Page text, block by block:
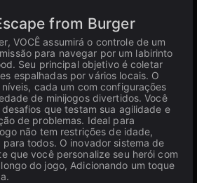
from Burger
VOCÊ assumirá o controle de um
para navegar por um labirinto
Seu principal objetivo é coletar
espalhadas por vários locais. O
cada um com configurações
de minijogos divertidos. Você
que testam sua agilidade e
de problemas. Ideal para
não tem restrições de idade,
todos. O inovador sistema de
que você personalize seu herói com
do jogo, Adicionando um toque